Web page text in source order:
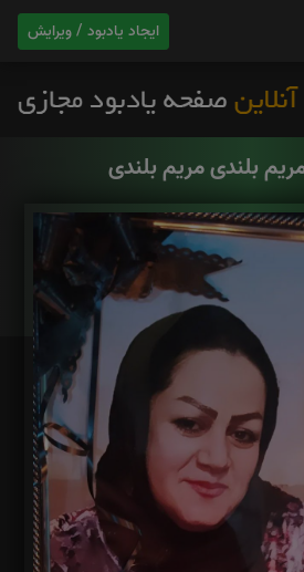
ایجاد یادبود / ویرایش
بلندی مریم بلندی